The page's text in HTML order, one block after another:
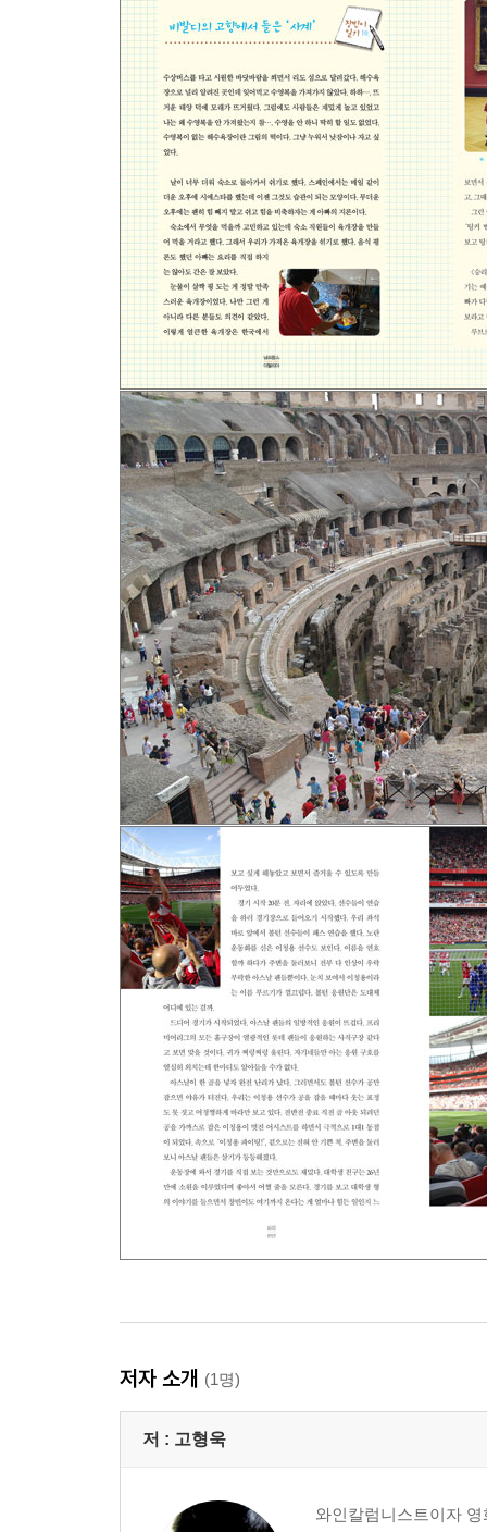
-축구 경기보다 아들의 표정이 더 재밌다
-런던에서 직접 본 이청용 선수: 창빈이 일기 18
-유럽에서 아들의 진짜 얼굴을 만나다
-진정한 여행이란
-모든 여행은 끝이 난다
저자 소개 (1명)
저 : 고형욱
와인칼럼니스트이자